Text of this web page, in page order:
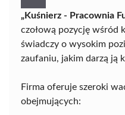
„Kuśnierz - Pracownia
czołową pozycję wśród
świadczy o wysokim
zaufaniu, jakim darzą ją
Firma oferuje szeroki
obejmujących: